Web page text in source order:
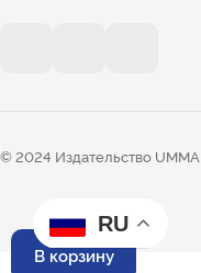
В корзину
© 2024 Издательство
RU